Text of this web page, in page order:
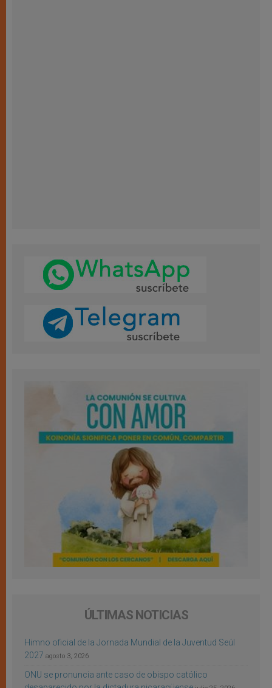
ÚLTIMAS NOTICIAS
Himno oficial de la Jornada Mundial de la Juventud Seúl
2027 agosto 3, 2026
ONU se pronuncia ante caso de obispo católico